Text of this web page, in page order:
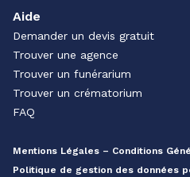
Aide
Demander un devis gratuit
Trouver une agence
Trouver un funérarium
Trouver un crématorium
FAQ
Mentions Légales – Conditions
Politique de gestion des données